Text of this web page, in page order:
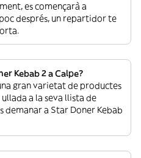
es començarà a
després, un repartidor te
Kebab 2 a Calpe?
gran varietat de productes
a la seva llista de
demanar a Star Doner Kebab